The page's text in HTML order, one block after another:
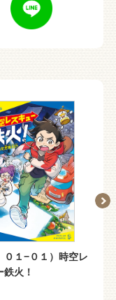
０１−０１）時空レ
鉄火！